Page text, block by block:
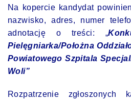
Na kopercie kandydat
nazwisko, adres, numer
adnotację o treści: „
Pielęgniarka/Położna
Powiatowego Szpitala
Woli”
Rozpatrzenie zgłoszonych